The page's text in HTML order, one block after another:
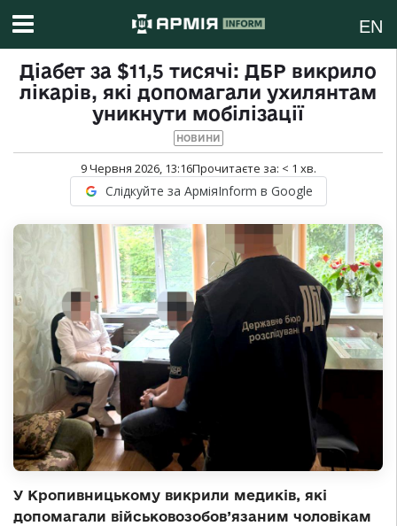
EN
Діабет за $11,5 тисячі: ДБР викрило
лікарів, які допомагали ухилянтам
уникнути мобілізації
НОВИНИ
9 Червня 2026, 13:16Прочитаєте за: < 1 хв.
Слідкуйте за АрміяInform в Google
У Кропивницькому викрили медиків, які
допомагали військовозобов’язаним чоловікам